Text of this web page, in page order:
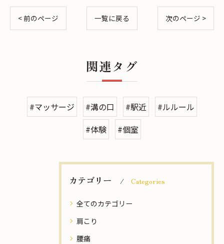
< 前のページ 一覧に戻る 次のページ >
関連タグ
#マッサージ #溝の口 #駅近
#ルルール
#体験
#個室
カテゴリー Categories
全てのカテゴリー
肩こり
腰痛